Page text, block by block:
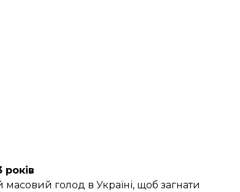
років
голод в Україні, щоб загнати